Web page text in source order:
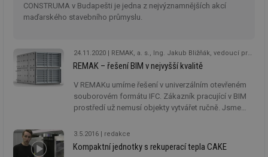
CONSTRUMA v Budapešti je jedna z nejvýznamnějších akcí
maďarského stavebního průmyslu.
24.11.2020 REMAK, a. s., Ing. Jakub Bližňák, vedoucí prodeje
REMAK – řešení BIM v nejvyšší kvalitě
V REMAKu umíme řešení v univerzálním otevřeném
souborovém formátu IFC. Zákazník pracující v BIM
prostředí už nemusí objekty vytvářet ručně. Jsme
3.5.2016 redakce
Kompaktní jednotky s rekuperací tepla CAKE